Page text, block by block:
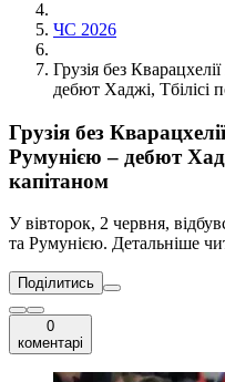
ЧС 2026
Грузія без
дебют Хаджі, Тбілісі
Грузія без
Румунією – дебют
капітаном
У вівторок, 2 червня,
та Румунією. Детальніше
Поділитись
0
коментарі